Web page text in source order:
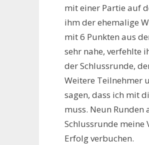
mit einer Partie auf
ihm der ehemalige
mit 6 Punkten aus
sehr nahe, verfehlte
der Schlussrunde,
Weitere Teilnehmer
sagen, dass ich mit
muss. Neun
Schlussrunde meine
Erfolg verbuchen.